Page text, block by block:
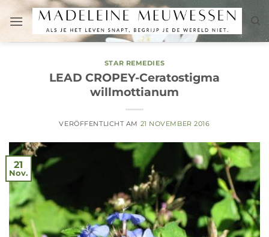
Inhalt
springen
STAR REMEDIES
LEAD CROPEY-Ceratostigma
willmottianum
VERÖFFENTLICHT AM 21 NOVEMBER 2016
21
Nov.